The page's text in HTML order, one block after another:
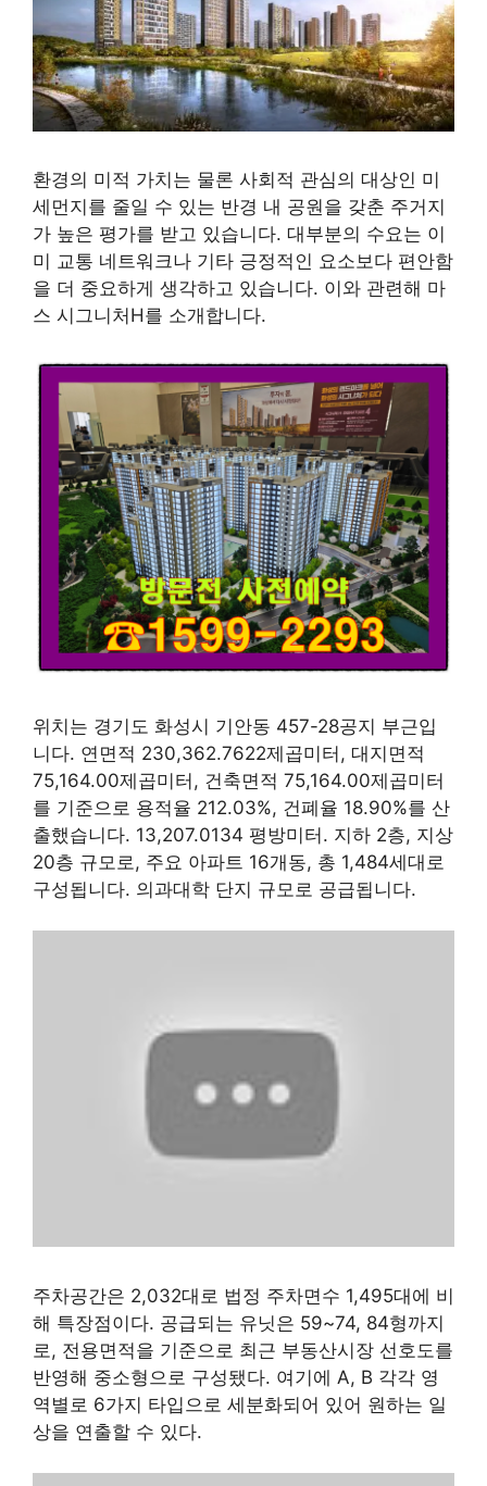
환경의 미적 가치는 물론 사회적 관심의 대상인 미
세먼지를 줄일 수 있는 반경 내 공원을 갖춘 주거지
가 높은 평가를 받고 있습니다. 대부분의 수요는 이
미 교통 네트워크나 기타 긍정적인 요소보다 편안함
을 더 중요하게 생각하고 있습니다. 이와 관련해 마
스 시그니처H를 소개합니다.
위치는 경기도 화성시 기안동 457-28공지 부근입
니다. 연면적 230,362.7622제곱미터, 대지면적
75,164.00제곱미터, 건축면적 75,164.00제곱미터
를 기준으로 용적율 212.03%, 건폐율 18.90%를 산
출했습니다. 13,207.0134 평방미터. 지하 2층, 지상
20층 규모로, 주요 아파트 16개동, 총 1,484세대로
구성됩니다. 의과대학 단지 규모로 공급됩니다.
주차공간은 2,032대로 법정 주차면수 1,495대에 비
해 특장점이다. 공급되는 유닛은 59~74, 84형까지
로, 전용면적을 기준으로 최근 부동산시장 선호도를
반영해 중소형으로 구성됐다. 여기에 A, B 각각 영
역별로 6가지 타입으로 세분화되어 있어 원하는 일
상을 연출할 수 있다.